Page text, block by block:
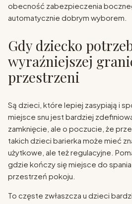
obecność zabezpieczenia
automatycznie dobrym wyborem.
Gdy dziecko
wyraźniejszej
przestrzeni
Są dzieci, które lepiej zasypiają i
miejsce snu jest bardziej
zamknięcie, ale o poczucie, że
takich dzieci barierka może mieć
użytkowe, ale też regulacyjne.
gdzie kończy się miejsce do
przestrzeń pokoju.
To częste zwłaszcza u dzieci